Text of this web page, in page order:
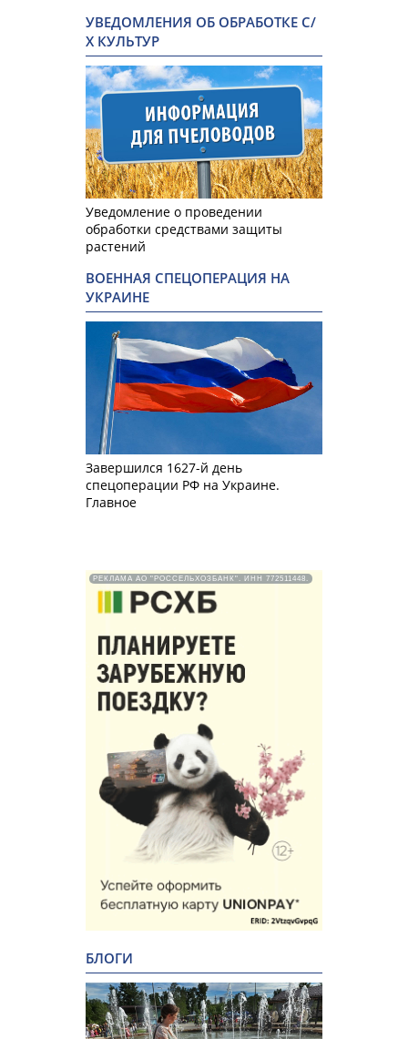
УВЕДОМЛЕНИЯ ОБ ОБРАБОТКЕ С/
Х КУЛЬТУР
Уведомление о проведении
обработки средствами защиты
растений
ВОЕННАЯ СПЕЦОПЕРАЦИЯ НА
УКРАИНЕ
Завершился 1627-й день
спецоперации РФ на Украине.
Главное
РЕКЛАМА АО "РОССЕЛЬХОЗБАНК". ИНН 772511448.
БЛОГИ